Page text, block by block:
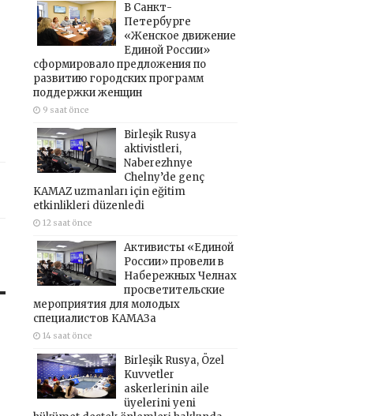
В Санкт-
Петербурге
«Женское движение
Единой России»
сформировало предложения по
развитию городских программ
поддержки женщин
9 saat önce
Birleşik Rusya
aktivistleri,
Naberezhnye
Chelny’de genç
KAMAZ uzmanları için eğitim
etkinlikleri düzenledi
12 saat önce
Активисты «Единой
России» провели в
Набережных Челнах
просветительские
мероприятия для молодых
специалистов КАМАЗа
14 saat önce
Birleşik Rusya, Özel
Kuvvetler
askerlerinin aile
üyelerini yeni